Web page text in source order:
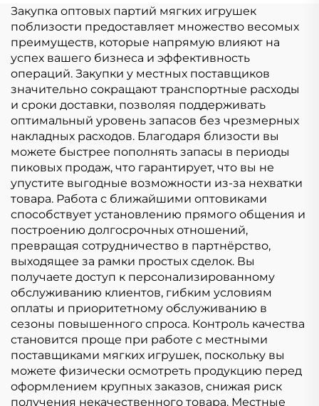
чучело животного
Kpop на заказ
плюшевая кукла
Игрушки Мягкие
Игрушки Животное
Плюшевые на заказ
Закупка оптовых партий мягких игрушек
поблизости предоставляет множество весомых
преимуществ, которые напрямую влияют на
успех вашего бизнеса и эффективность
операций. Закупки у местных поставщиков
значительно сокращают транспортные расходы
и сроки доставки, позволяя поддерживать
оптимальный уровень запасов без чрезмерных
накладных расходов. Благодаря близости вы
можете быстрее пополнять запасы в периоды
пиковых продаж, что гарантирует, что вы не
упустите выгодные возможности из-за нехватки
товара. Работа с ближайшими оптовиками
способствует установлению прямого общения и
построению долгосрочных отношений,
превращая сотрудничество в партнёрство,
выходящее за рамки простых сделок. Вы
получаете доступ к персонализированному
обслуживанию клиентов, гибким условиям
оплаты и приоритетному обслуживанию в
сезоны повышенного спроса. Контроль качества
становится проще при работе с местными
поставщиками мягких игрушек, поскольку вы
можете физически осмотреть продукцию перед
оформлением крупных заказов, снижая риск
получения некачественного товара. Местные